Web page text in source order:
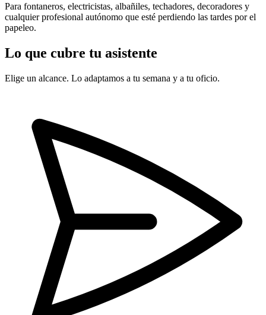
Para fontaneros, electricistas, albañiles, techadores, decoradores y
cualquier profesional autónomo que esté perdiendo las tardes por el
papeleo.
Lo que cubre tu asistente
Elige un alcance. Lo adaptamos a tu semana y a tu oficio.